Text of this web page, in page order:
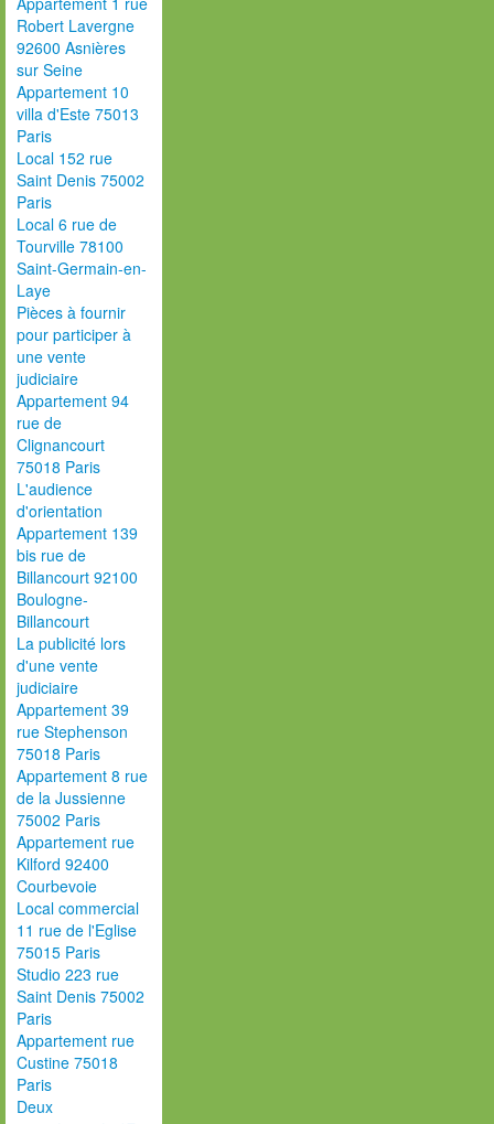
Robert Lavergne
92600 Asnières
sur Seine
Appartement 10
villa d'Este 75013
Paris
Local 152 rue
Saint Denis 75002
Paris
Local 6 rue de
Tourville 78100
Saint-Germain-en-
Laye
Pièces à fournir
pour participer à
une vente
judiciaire
Appartement 94
rue de
Clignancourt
75018 Paris
L'audience
d'orientation
Appartement 139
bis rue de
Billancourt 92100
Boulogne-
Billancourt
La publicité lors
d'une vente
judiciaire
Appartement 39
rue Stephenson
75018 Paris
Appartement 8 rue
de la Jussienne
75002 Paris
Appartement rue
Kilford 92400
Courbevoie
Local commercial
11 rue de l'Eglise
75015 Paris
Studio 223 rue
Saint Denis 75002
Paris
Appartement rue
Custine 75018
Paris
Deux